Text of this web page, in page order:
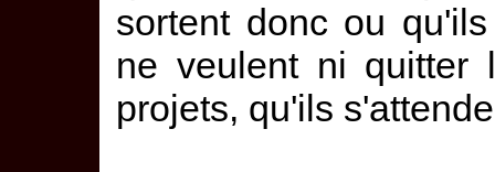
sortent donc ou
ne veulent ni quitter
projets, qu'ils